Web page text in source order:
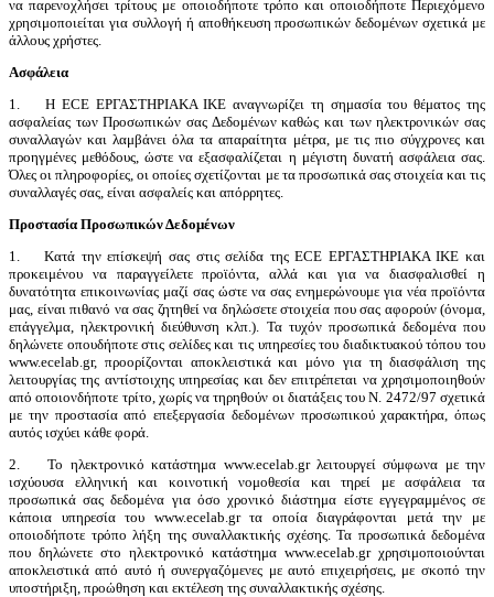
να παρενοχλήσει τρίτους με οποιοδήποτε τρόπο και οποιοδήποτε Περιεχόμενο
χρησιμοποιείται για συλλογή ή αποθήκευση προσωπικών δεδομένων σχετικά με
άλλους χρήστες.
Ασφάλεια
1. H ECE ΕΡΓΑΣΤΗΡΙΑΚΑ ΙΚΕ αναγνωρίζει τη σημασία του θέματος της
ασφαλείας των Προσωπικών σας Δεδομένων καθώς και των ηλεκτρονικών σας
συναλλαγών και λαμβάνει όλα τα απαραίτητα μέτρα, με τις πιο σύγχρονες και
προηγμένες μεθόδους, ώστε να εξασφαλίζεται η μέγιστη δυνατή ασφάλεια σας.
Όλες οι πληροφορίες, οι οποίες σχετίζονται με τα προσωπικά σας στοιχεία και τις
συναλλαγές σας, είναι ασφαλείς και απόρρητες.
Προστασία Προσωπικών Δεδομένων
1. Κατά την επίσκεψή σας στις σελίδα της ECE ΕΡΓΑΣΤΗΡΙΑΚΑ ΙΚΕ και
προκειμένου να παραγγείλετε προϊόντα, αλλά και για να διασφαλισθεί η
δυνατότητα επικοινωνίας μαζί σας ώστε να σας ενημερώνουμε για νέα προϊόντα
μας, είναι πιθανό να σας ζητηθεί να δηλώσετε στοιχεία που σας αφορούν (όνομα,
επάγγελμα, ηλεκτρονική διεύθυνση κλπ.). Τα τυχόν προσωπικά δεδομένα που
δηλώνετε οπουδήποτε στις σελίδες και τις υπηρεσίες του διαδικτυακού τόπου του
www.ecelab.gr, προορίζονται αποκλειστικά και μόνο για τη διασφάλιση της
λειτουργίας της αντίστοιχης υπηρεσίας και δεν επιτρέπεται να χρησιμοποιηθούν
από οποιονδήποτε τρίτο, χωρίς να τηρηθούν οι διατάξεις του Ν. 2472/97 σχετικά
με την προστασία από επεξεργασία δεδομένων προσωπικού χαρακτήρα, όπως
αυτός ισχύει κάθε φορά.
2. Το ηλεκτρονικό κατάστημα www.ecelab.gr λειτουργεί σύμφωνα με την
ισχύουσα ελληνική και κοινοτική νομοθεσία και τηρεί με ασφάλεια τα
προσωπικά σας δεδομένα για όσο χρονικό διάστημα είστε εγγεγραμμένος σε
κάποια υπηρεσία του www.ecelab.gr τα οποία διαγράφονται μετά την με
οποιοδήποτε τρόπο λήξη της συναλλακτικής σχέσης. Τα προσωπικά δεδομένα
που δηλώνετε στο ηλεκτρονικό κατάστημα www.ecelab.gr χρησιμοποιούνται
αποκλειστικά από αυτό ή συνεργαζόμενες με αυτό επιχειρήσεις, με σκοπό την
υποστήριξη, προώθηση και εκτέλεση της συναλλακτικής σχέσης.